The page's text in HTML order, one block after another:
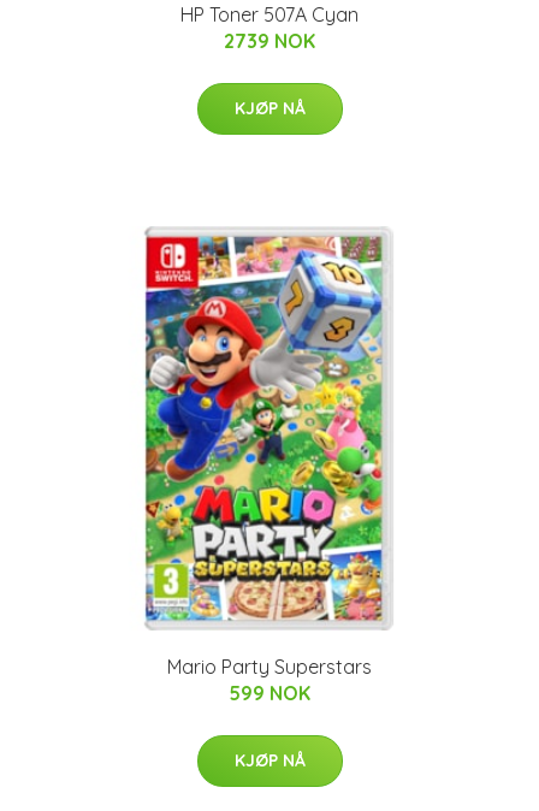
HP Toner 507A Cyan
2739 NOK
KJØP NÅ
Mario Party Superstars
599 NOK
KJØP NÅ